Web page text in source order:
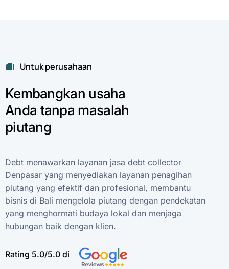
Untuk perusahaan
Kembangkan usaha
Anda tanpa masalah
piutang
Debt menawarkan layanan jasa debt collector
Denpasar yang menyediakan layanan penagihan
piutang yang efektif dan profesional, membantu
bisnis di Bali mengelola piutang dengan pendekatan
yang menghormati budaya lokal dan menjaga
hubungan baik dengan klien.
Rating 5.0/5.0 di